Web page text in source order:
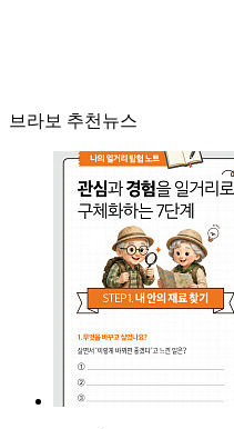
브라보 추천뉴스